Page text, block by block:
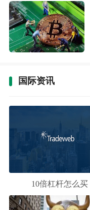
国际资讯
10倍杠杆怎么买